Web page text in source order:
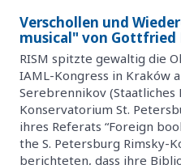
Verschollen und
musical" von Gottfried
RISM spitzte gewaltig die
IAML-Kongress in Kraków
Serebrennikov (Staatliches
Konservatorium St.
ihres Referats “Foreign
the S. Petersburg Rimsky-
berichteten, dass ihre